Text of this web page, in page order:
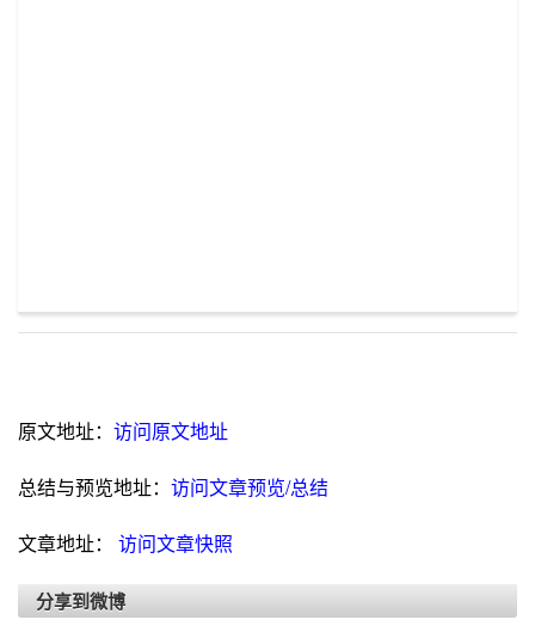
原文地址： 访问原文地址
总结与预览地址： 访问文章预览/总结
文章地址： 访问文章快照
分享到微博